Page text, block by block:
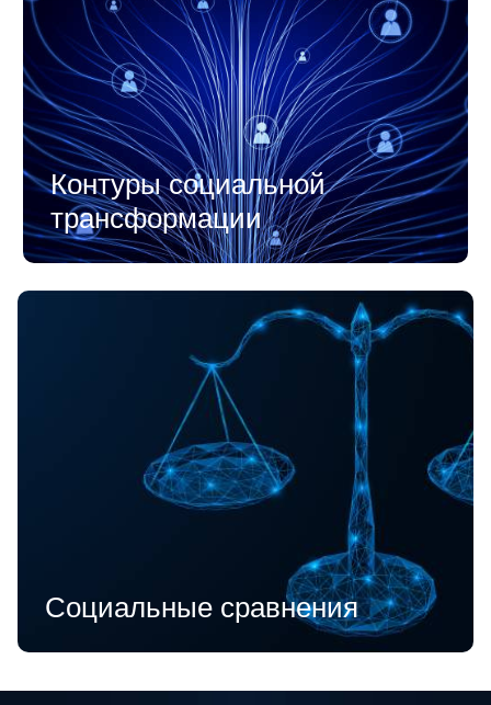
Контуры социальной
трансформации
Социальные сравнения